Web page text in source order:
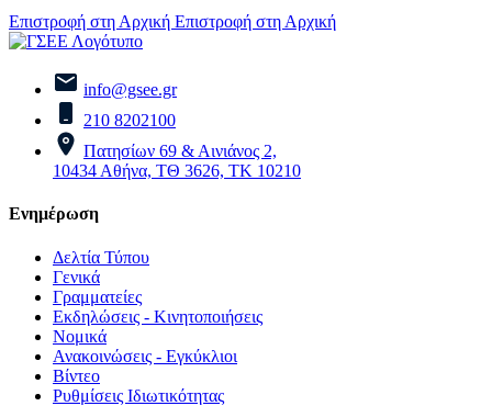
Επιστροφή στη Αρχική Επιστροφή στη Αρχική
info@gsee.gr
210 8202100
Πατησίων 69 & Αινιάνος 2,
10434 Αθήνα, ΤΘ 3626, ΤΚ 10210
Ενημέρωση
Δελτία Τύπου
Γενικά
Γραμματείες
Εκδηλώσεις - Κινητοποιήσεις
Νομικά
Ανακοινώσεις - Εγκύκλιοι
Βίντεο
Ρυθμίσεις Ιδιωτικότητας